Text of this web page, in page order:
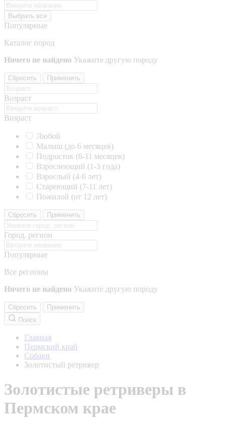
Выбрать все
Популярные
Каталог пород
Ничего не найдено Укажите другую породу
Сбросить Применить
Возраст
Возраст
Любой
Малыш (до 6 месяцев)
Подросток (6-11 месяцев)
Взрослеющий (1-3 года)
Взрослый (4-6 лет)
Стареющий (7-11 лет)
Пожилой (от 12 лет)
Сбросить Применить
Город, регион
Популярные
Все регионы
Ничего не найдено Укажите другую породу
Сбросить
Применить
Поиск
Главная
Пермский край
Собаки
Золотистый ретривер
Золотистые ретриверы в
Пермском крае